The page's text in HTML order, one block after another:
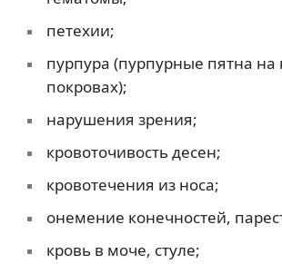
петехии;
пурпура (пурпурные пятна
покровах);
нарушения зрения;
кровоточивость десен;
кровотечения из носа;
онемение конечностей,
кровь в моче, стуле;